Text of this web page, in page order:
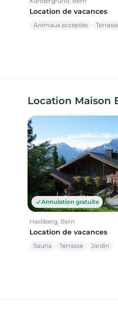
Location de vacances
Animaux acceptés
Location Maison
Annulation gratuite
Hasliberg, Bern
Location de vacances
Sauna Terrasse Jardin